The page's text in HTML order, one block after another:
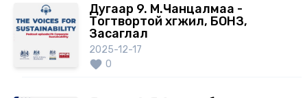
Дугаар 9. М.Чанцалмаа -
Тогтвортой хөгжил, БОНЗ,
Засаглал
2025-12-17
0